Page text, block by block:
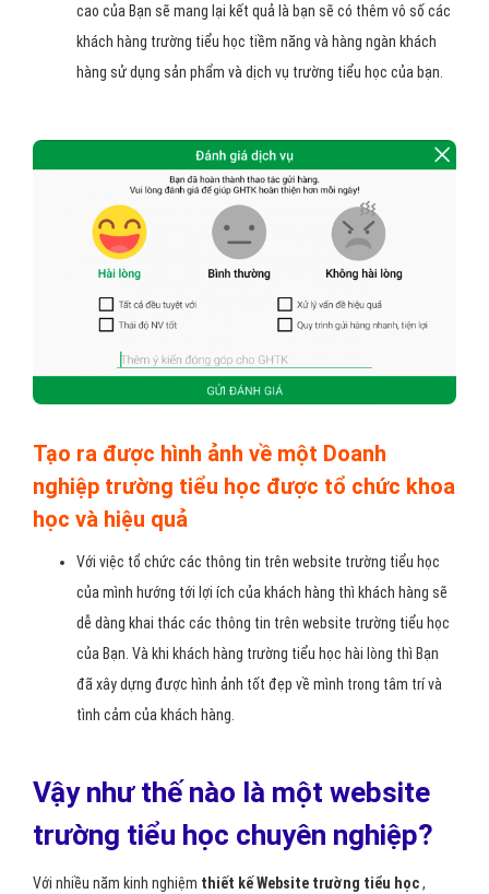
cao của Bạn sẽ mang lại kết quả là bạn sẽ có thêm vô số các
khách hàng trường tiểu học tiềm năng và hàng ngàn khách
hàng sử dụng sản phẩm và dịch vụ trường tiểu học của bạn.
Tạo ra được hình ảnh về một Doanh
nghiệp trường tiểu học được tổ chức khoa
học và hiệu quả
Với việc tổ chức các thông tin trên website trường tiểu học
của mình hướng tới lợi ích của khách hàng thì khách hàng sẽ
dễ dàng khai thác các thông tin trên website trường tiểu học
của Bạn. Và khi khách hàng trường tiểu học hài lòng thì Bạn
đã xây dựng được hình ảnh tốt đẹp về mình trong tâm trí và
tình cảm của khách hàng.
Vậy như thế nào là một website
trường tiểu học chuyên nghiệp?
Với nhiều năm kinh nghiệm thiết kế Website trường tiểu học,